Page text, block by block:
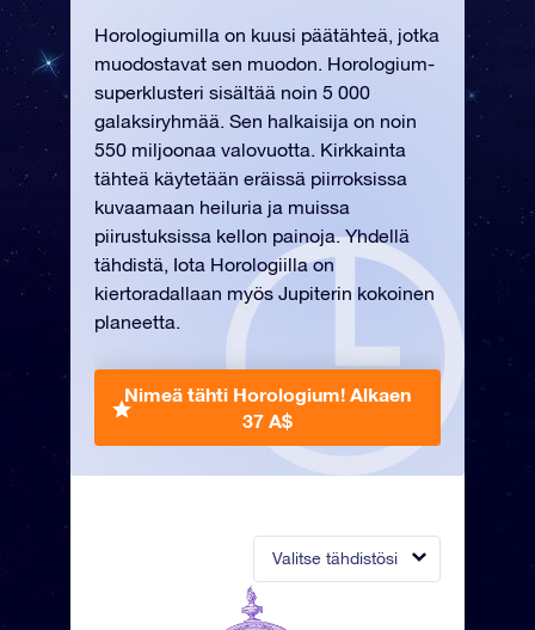
Valitse tähdistösi
Horologiumilla on kuusi päätähteä, jotka
muodostavat sen muodon. Horologium-
superklusteri sisältää noin 5 000
galaksiryhmää. Sen halkaisija on noin
550 miljoonaa valovuotta. Kirkkainta
tähteä käytetään eräissä piirroksissa
kuvaamaan heiluria ja muissa
piirustuksissa kellon painoja. Yhdellä
tähdistä, Iota Horologiilla on
kiertoradallaan myös Jupiterin kokoinen
planeetta.
Nimeä tähti Horologium! Alkaen
37 A$